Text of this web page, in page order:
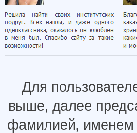
Для
выше, далее
фамилией, именем